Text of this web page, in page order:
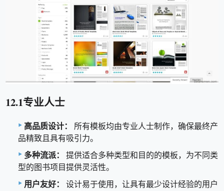
12.1专业人士
高品质设计：
所有模板均由专业人士制作，确保最终产
品精致且具有吸引力。
多种流派：
提供适合多种类型和目的的模板，为不同类
型的图书项目提供灵活性。
用户友好：
设计易于使用，让具有最少设计经验的用户